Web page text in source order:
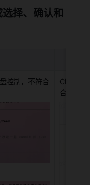
择、确认和
控制，不符合
Claude
合直觉